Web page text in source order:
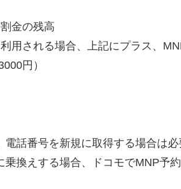
金の残高
用される場合、上記にプラス、
円）
電話番号を新規に取得する場合は
換えする場合、ドコモでMNP予